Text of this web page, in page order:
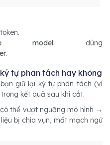
model: dùng
.
tự phân tách hay không
giữ lại ký tự phân tách (ví
kết quả sau khi cắt.
thể vượt ngưỡng mô hình →
bị chia vụn, mất mạch ngữ